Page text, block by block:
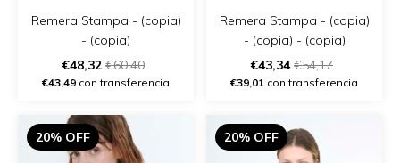
Remera Stampa - (copia)
- (copia)
€48,32 €60,40
€43,49 con transferencia
Remera Stampa - (copia)
- (copia) - (copia)
€43,34€54,17
€39,01 con transferencia
20% OFF 20% OFF